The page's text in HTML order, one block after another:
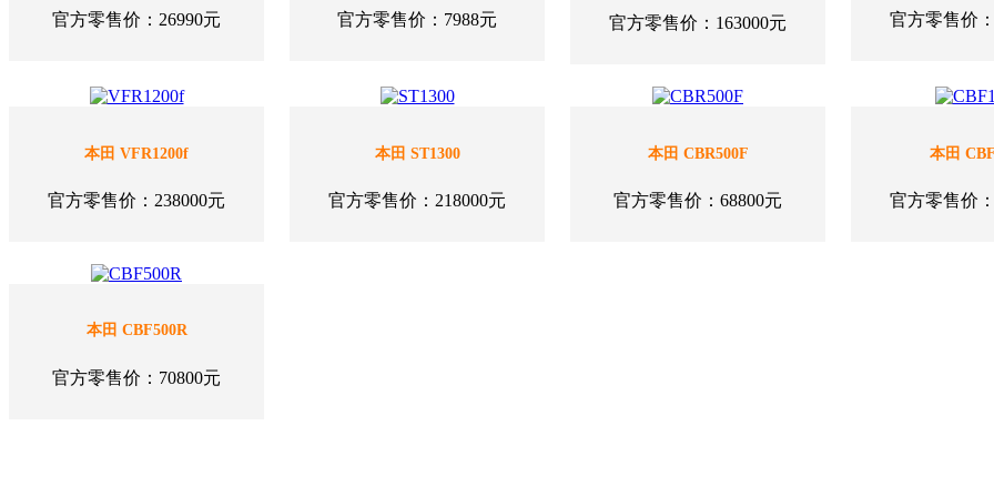
官方零售价：26990元 官方零售价：7988元 官方零售价：163000元 官方零售价
本田 VFR1200f
官方零售价：238000元
本田 ST1300
官方零售价：218000元
本田 CBR500F
官方零售价：68800元
本田
官方零售价
本田 CBF500R
官方零售价：70800元